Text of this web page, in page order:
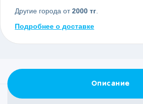
Другие города от2000 тг
Подробнее о доставке
Описание